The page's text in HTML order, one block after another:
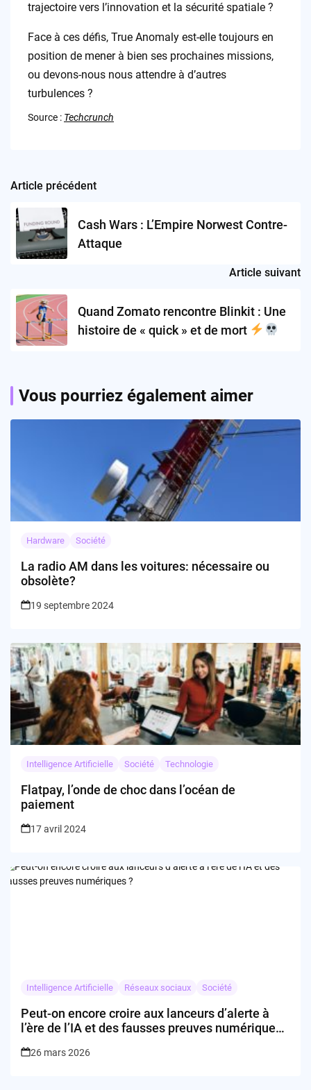
trajectoire vers l’innovation et la sécurité spatiale ?
Face à ces défis, True Anomaly est-elle toujours en
position de mener à bien ses prochaines missions,
ou devons-nous nous attendre à d’autres
turbulences ?
Source : Techcrunch
Post
navigation
Article précédent
Cash Wars : L’Empire Norwest Contre-
Attaque
Article suivant
Quand Zomato rencontre Blinkit : Une
histoire de « quick » et de mort
Vous pourriez également aimer
Hardware Société
La radio AM dans les voitures: nécessaire ou
obsolète?
19 septembre 2024
Intelligence Artificielle Société Technologie
Flatpay, l’onde de choc dans l’océan de
paiement
17 avril 2024
Intelligence Artificielle Réseaux sociaux Société
Peut-on encore croire aux lanceurs d’alerte à
l’ère de l’IA et des fausses preuves numériques
26 mars 2026